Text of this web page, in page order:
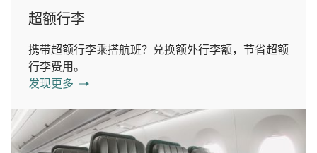
超额行李
携带超额行李乘搭航班？兑换额外行李额，节省超额
行李费用。
发现更多